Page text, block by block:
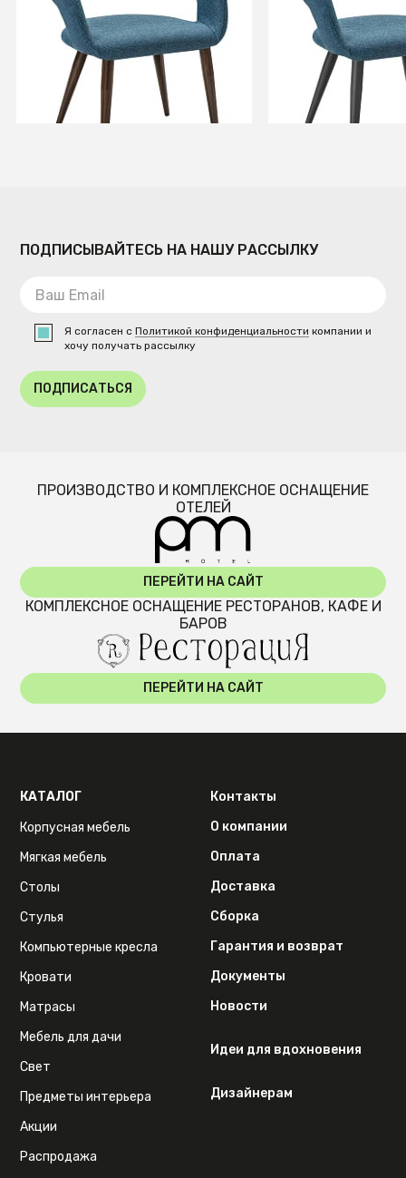
+3
В КОРЗИНУ
+3
В
ПОДПИСЫВАЙТЕСЬ НА НАШУ РАССЫЛКУ
Я согласен сПолитикой конфиденциальности компании и
хочу получать рассылку
ПОДПИСАТЬСЯ
ПРОИЗВОДСТВО И КОМПЛЕКСНОЕ ОСНАЩЕНИЕ
ОТЕЛЕЙ
ПЕРЕЙТИ НА САЙТ
КОМПЛЕКСНОЕ ОСНАЩЕНИЕ РЕСТОРАНОВ, КАФЕ И
БАРОВ
ПЕРЕЙТИ НА САЙТ
КАТАЛОГ
Корпусная мебель
Мягкая мебель
Столы
Стулья
Компьютерные кресла
Кровати
Матрасы
Мебель для дачи
Свет
Предметы интерьера
Акции
Распродажа
Контакты
О компании
Оплата
Доставка
Сборка
Гарантия и возврат
Документы
Новости
Идеи для вдохновения
Дизайнерам